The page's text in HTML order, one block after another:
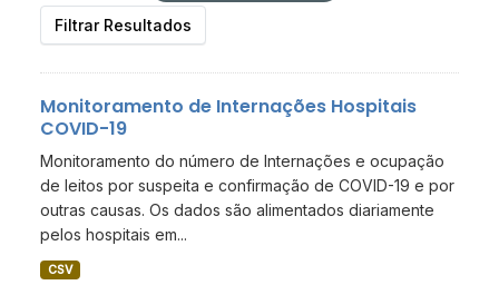
Filtrar Resultados
Monitoramento de Internações Hospitais
COVID-19
Monitoramento do número de Internações e ocupação
de leitos por suspeita e confirmação de COVID-19 e por
outras causas. Os dados são alimentados diariamente
pelos hospitais em...
CSV